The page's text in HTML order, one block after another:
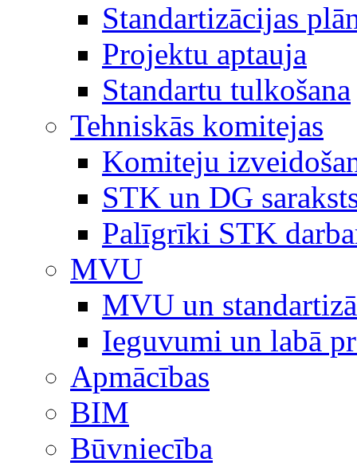
Standartizācijas
Projektu aptauja
Standartu tulkošana
Tehniskās komitejas
Komiteju
STK un DG
Palīgrīki STK
MVU
MVU un
Ieguvumi un labā
Apmācības
BIM
Būvniecība